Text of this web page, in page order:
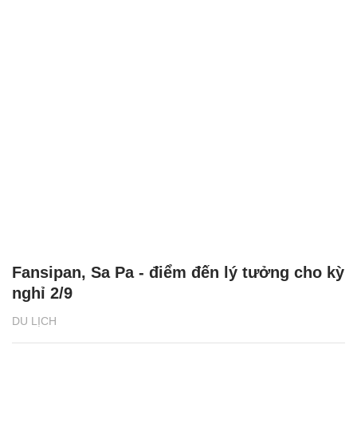
DU LỊCH
Fansipan, Sa Pa - điểm đến lý tưởng cho kỳ
nghỉ 2/9